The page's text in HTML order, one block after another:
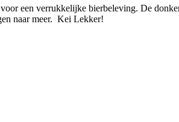
een verrukkelijke bierbeleving. De
naar meer. Kei Lekker!